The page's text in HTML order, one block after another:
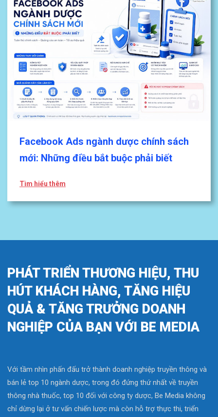
Facebook Ads ngành dược chính sách
mới: Những điều bắt buộc phải biết
Tìm hiểu thêm
PHÁT TRIỂN THƯƠNG HIỆU, THU
HÚT KHÁCH HÀNG, TĂNG HIỆU
QUẢ & TĂNG TRƯỞNG DOANH
NGHIỆP CỦA BẠN VỚI BE MEDIA
Với tầm nhìn phấn đấu trở thành doanh nghiệp truyền thông và
bán lẻ top 10 ngành dược, trong đó đứng thứ nhất về truyền
thông nhà thuốc, top 10 đối với công ty dược, Be Media không
chỉ dừng lại ở tư vấn chiến lược mà còn hỗ trợ thực thi, triển